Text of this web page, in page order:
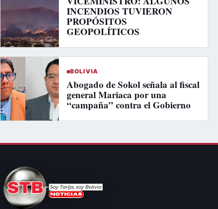
INCENDIOS TUVIERON
PROPÓSITOS
GEOPOLÍTICOS
BOLIVIA
Abogado de Sokol señala al fiscal
general Mariaca por una
“campaña” contra el Gobierno